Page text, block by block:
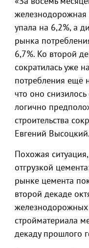
железнодорожная
упала на 6,2%, а
рынка
6,7%. Ко второй
сократилась уже
потребления ещё
что оно
логично
строительства
Евгений Высоцкий.
Похожая
отгрузкой
рынке цемента
второй декаде
железнодорожных
стройматериала
декаду прошлого